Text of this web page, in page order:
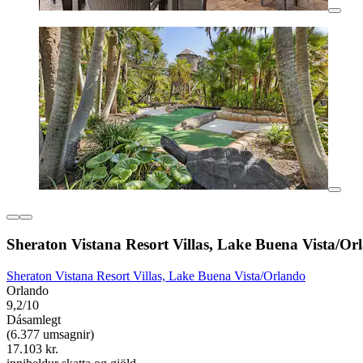
Sheraton Vistana Resort Villas, Lake Buena Vista/
Sheraton Vistana Resort Villas, Lake Buena Vista/Orlando
Orlando
9,2/10
Dásamlegt
(6.377 umsagnir)
17.103 kr.